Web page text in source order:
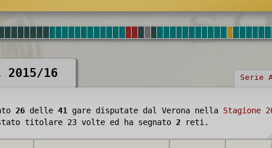
2015/16 Serie
26 delle 41 gare disputate dal Verona nella Stagione
titolare 23 volte ed ha segnato 2 reti.